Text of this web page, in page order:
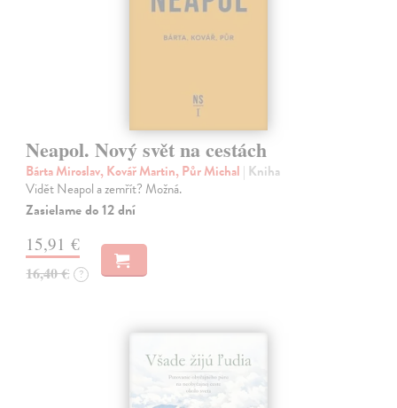
Neapol. Nový svět na cestách
Bárta Miroslav, Kovář Martin, Půr Michal | Kniha
Vidět Neapol a zemřít? Možná.
Zasielame do 12 dní
15,91 €
16,40 € ?